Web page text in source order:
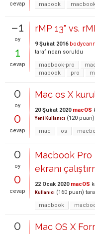
cevap
mabook
–1
oy
1
cevap
rMP 13" vs.
9 Şubat 2016 bodycann
tarafından soruldu
macbook-pro
mabook
pro
0
oy
0
cevap
Mac os X
20 Şubat 2020 macOS
Yeni Kullanıcı (120 puan)
mac
os
0
oy
0
cevap
Macbook Pro
ekranı
22 Ocak 2020 macOS
Kullanıcı (160 puan)
macbook
0
Mac OS X